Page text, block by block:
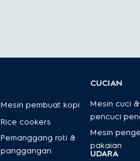
Mesin pembuat kopi
Rice cookers
Pemanggang roti &
panggangan
CUCIAN
Mesin cuci &
pencuci
Mesin
pakaian
UDARA